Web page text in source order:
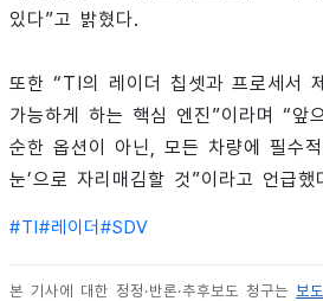
있다”고 밝혔다.
또한 “TI의 레이더 칩셋과 프로세서
가능하게 하는 핵심 엔진”이라며 “앞
순한 옵션이 아닌, 모든 차량에 필수적
눈’으로 자리매김할 것”이라고 언급했
#TI#레이더 #SDV
본 기사에 대한 정정·반론·추후보도 청구는 보